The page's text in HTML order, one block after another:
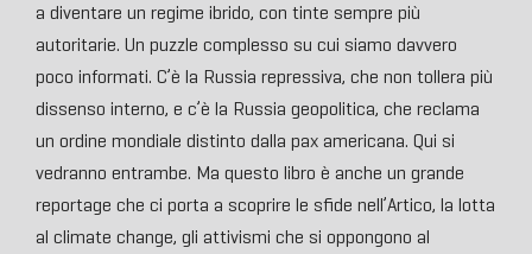
a diventare un regime ibrido, con tinte sempre più
autoritarie. Un puzzle complesso su cui siamo davvero
poco informati. C’è la Russia repressiva, che non tollera più
dissenso interno, e c’è la Russia geopolitica, che reclama
un ordine mondiale distinto dalla pax americana. Qui si
vedranno entrambe. Ma questo libro è anche un grande
reportage che ci porta a scoprire le sfide nell’Artico, la lotta
al climate change, gli attivismi che si oppongono al